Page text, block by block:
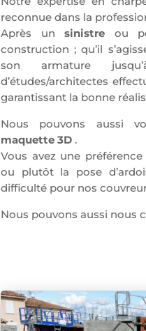
reconnue dans la
Après unsinistre ou
construction ; qu’il
son armature
d’études/architectes
garantissant la bonne
Nous pouvons aussi
maquette 3D .
Vous avez une
ou plutôt la pose
difficulté pour nos
Nous pouvons aussi nous